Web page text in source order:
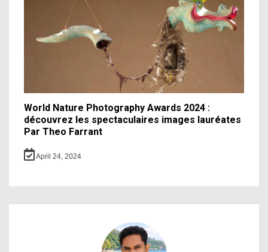
World Nature Photography Awards 2024 :
découvrez les spectaculaires images lauréates
Par Theo Farrant
April 24, 2024